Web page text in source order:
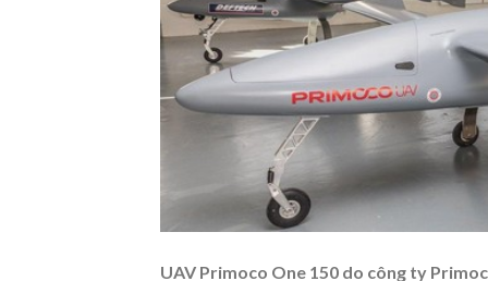
UAV Primoco One 150 do công ty